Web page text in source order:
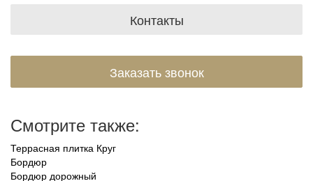
Контакты
Заказать звонок
Смотрите также:
Террасная плитка Круг
Бордюр
Бордюр дорожный